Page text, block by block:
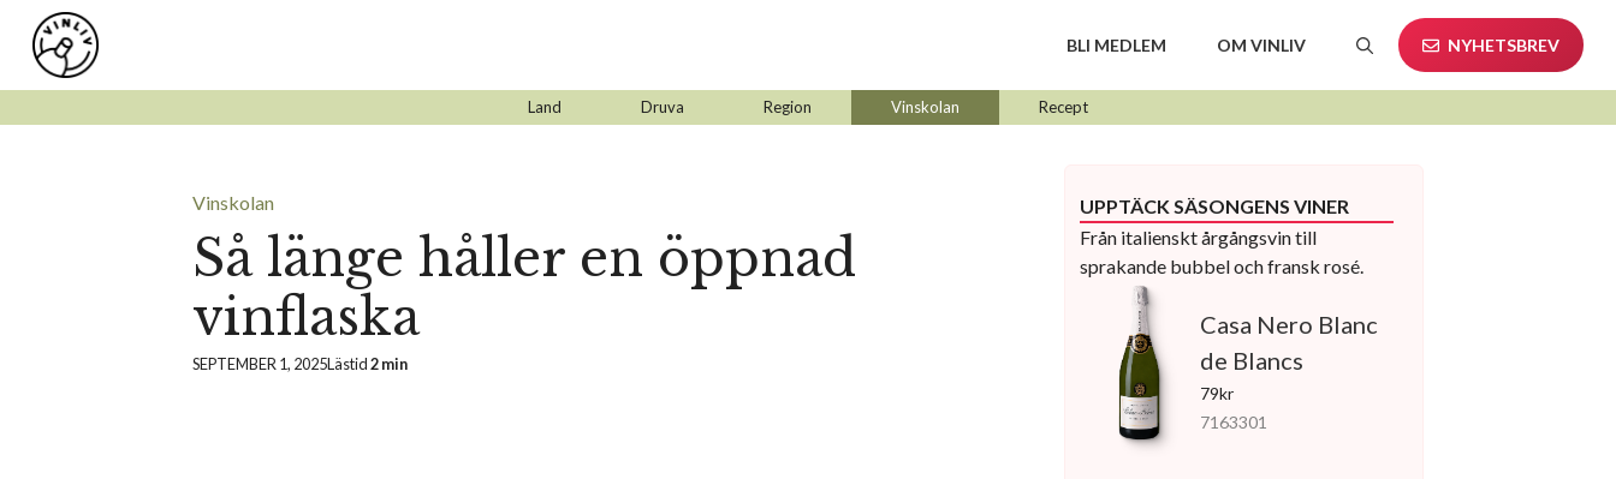
Hoppa
innehåll
BLI MEDLEM OM VINLIV NYHETSBREV
Land Druva Region Vinskolan Recept
Vinskolan
Så länge håller en öppnad
vinflaska
SEPTEMBER 1, 2025Lästid2 min
UPPTÄCK SÄSONGENS VINER
Från italienskt årgångsvin till
sprakande bubbel och fransk rosé.
Casa Nero Blanc
de Blancs
79kr
7163301